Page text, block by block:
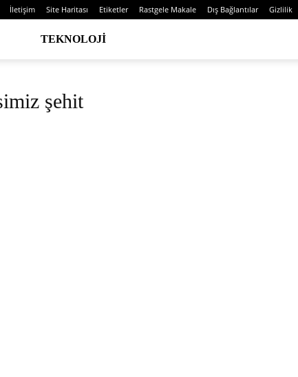
İletişim Site Haritası Etiketler Rastgele Makale Dış Bağlantılar Gizlilik
TEKNOLOJI
şehit